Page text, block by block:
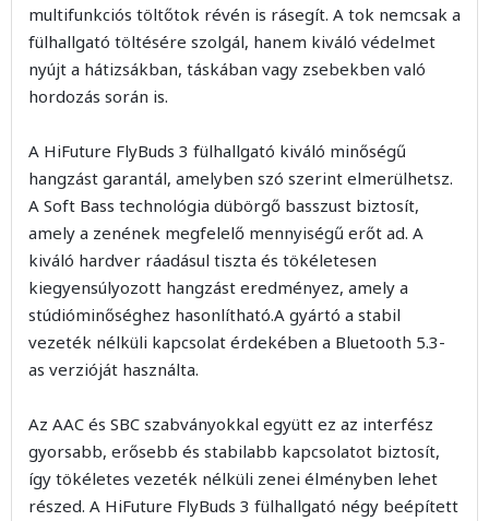
multifunkciós töltőtok révén is rásegít. A tok nemcsak a
fülhallgató töltésére szolgál, hanem kiváló védelmet
nyújt a hátizsákban, táskában vagy zsebekben való
hordozás során is.
A HiFuture FlyBuds 3 fülhallgató kiváló minőségű
hangzást garantál, amelyben szó szerint elmerülhetsz.
A Soft Bass technológia dübörgő basszust biztosít,
amely a zenének megfelelő mennyiségű erőt ad. A
kiváló hardver ráadásul tiszta és tökéletesen
kiegyensúlyozott hangzást eredményez, amely a
stúdióminőséghez hasonlítható.A gyártó a stabil
vezeték nélküli kapcsolat érdekében a Bluetooth 5.3-
as verzióját használta.
Az AAC és SBC szabványokkal együtt ez az interfész
gyorsabb, erősebb és stabilabb kapcsolatot biztosít,
így tökéletes vezeték nélküli zenei élményben lehet
részed. A HiFuture FlyBuds 3 fülhallgató négy beépített